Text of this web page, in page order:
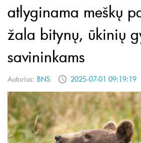
atlyginama meškų
žala bitynų, ūkinių
savininkams
Autorius: BNS 2025-07-01 09:19:19